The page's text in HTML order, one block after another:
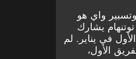
واي هو
يشارك
في يناير. لم
الأول،